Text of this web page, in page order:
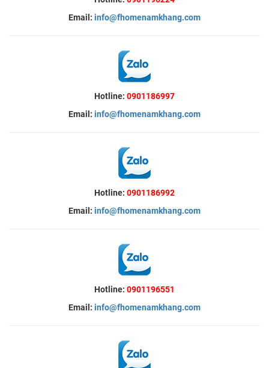
Email: info@fhomenamkhang.com
Hotline: 0901186997
Email: info@fhomenamkhang.com
Hotline: 0901186992
Email: info@fhomenamkhang.com
Hotline: 0901196551
Email: info@fhomenamkhang.com